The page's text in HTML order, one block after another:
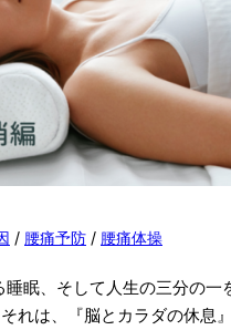
/ 腰痛予防 / 腰痛体操
眠、そして人生の三分の
れは、『脳とカラダの休息